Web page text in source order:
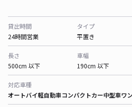
貸出時間
24時間営業
タイプ
平置き
長さ
500cm 以下
車幅
190cm 以下
対応車種
オートバイ軽自動車コンパクトカー中型車ワ